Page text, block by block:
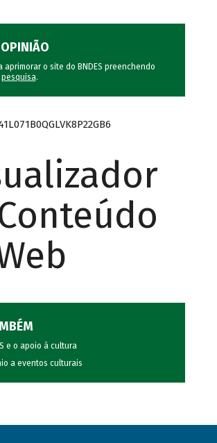
aprimorar o site do BNDES preenchendo
pesquisa.
e o apoio à cultura
a eventos culturais